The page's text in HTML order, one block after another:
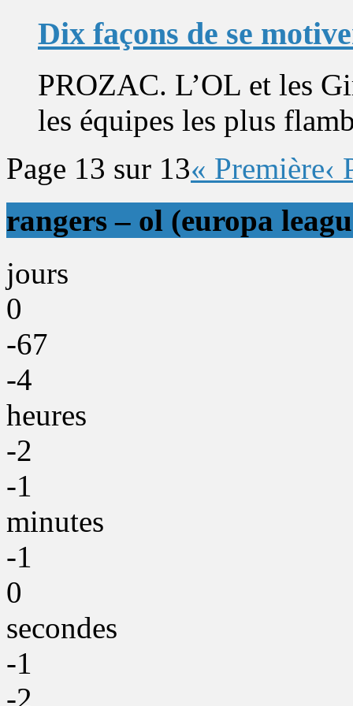
Dix façons de se
PROZAC. L’OL et les
les équipes les plus
Page 13 sur 13« Première‹
rangers – ol (europa
jours
0
-67
-4
heures
-2
-1
minutes
-1
0
secondes
-1
-2